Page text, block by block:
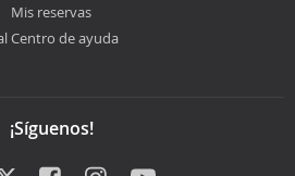
Mis reservas
Centro de ayuda
¡Síguenos!